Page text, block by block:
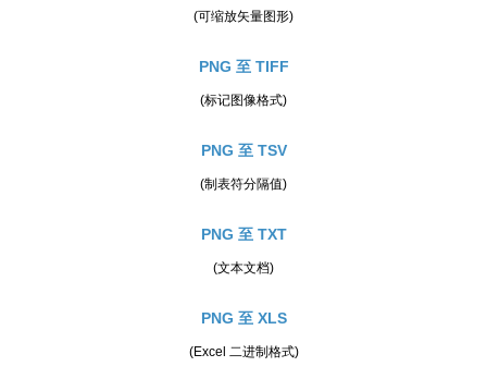
(可缩放矢量图形)
PNG 至 TIFF
(标记图像格式)
PNG 至 TSV
(制表符分隔值)
PNG 至 TXT
(文本文档)
PNG 至 XLS
(Excel 二进制格式)